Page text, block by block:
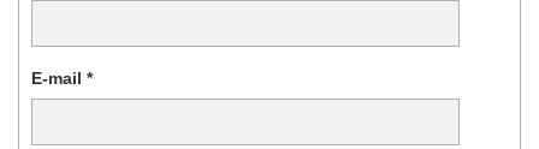
E-mail *